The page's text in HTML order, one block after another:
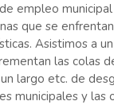
empleo
que se
Asistimos a
las colas
largo etc. de
municipales y las